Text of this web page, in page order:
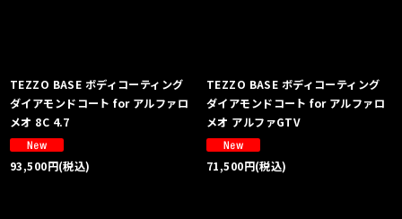
TEZZO BASE ボディコーティング
ダイアモンドコート for アルファロ
メオ 8C 4.7
93,500円(税込)
TEZZO BASE ボディコーティング
ダイアモンドコート for アルファロ
メオ アルファGTV
71,500円(税込)